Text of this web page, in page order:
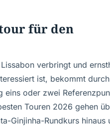
für den
verbringt und
ist, bekommt durch
eins oder zwei
Touren 2026 gehen
Ginjinha-Rundkurs hinaus